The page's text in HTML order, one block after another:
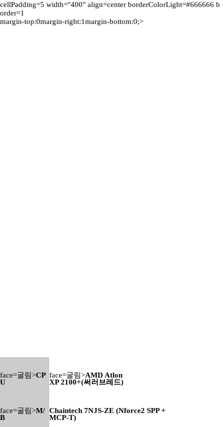
cellPadding=5 width="400" align=center borderColorLight=#666666 b
order=1
margin-top:0margin-right:1margin-bottom:0;>
face=굴림>CP
U
face=굴림>AMD Atlon
XP 2100+(써러브레드)
face=굴림>M/
B
Chaintech 7NJS-ZE (Nforce2 SPP +
MCP-T)